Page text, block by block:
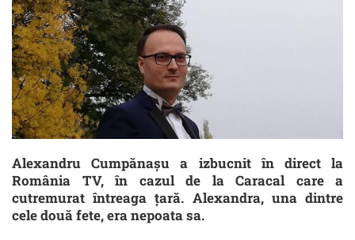
Alexandru Cumpănaşu a izbucnit în direct la
România TV, în cazul de la Caracal care a
cutremurat întreaga ţară. Alexandra, una dintre
cele două fete, era nepoata sa.